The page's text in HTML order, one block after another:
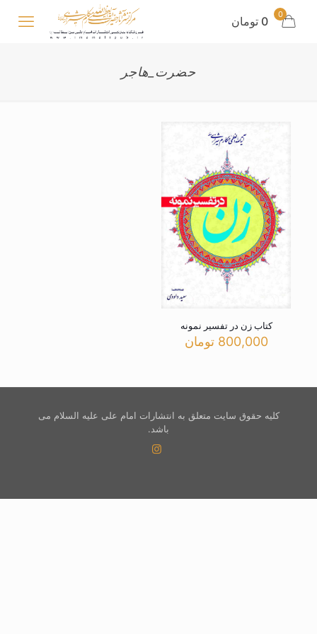
0 0 تومان
حضرت_هاجر
کتاب زن در تفسیر نمونه
800,000 تومان
کلیه حقوق سایت متعلق به انتشارات امام علی علیه السلام می
باشد.